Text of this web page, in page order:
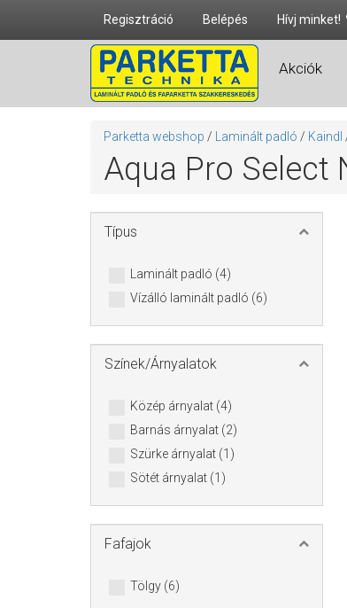
Regisztráció Belépés Hívj minket!
Akciók
Parketta webshop / Laminált padló / Kaindl
Aqua Pro Select
Típus
Laminált padló (4)
Vízálló laminált padló (6)
Színek/Árnyalatok
Közép árnyalat (4)
Barnás árnyalat (2)
Szürke árnyalat (1)
Sötét árnyalat (1)
Fafajok
Tölgy (6)